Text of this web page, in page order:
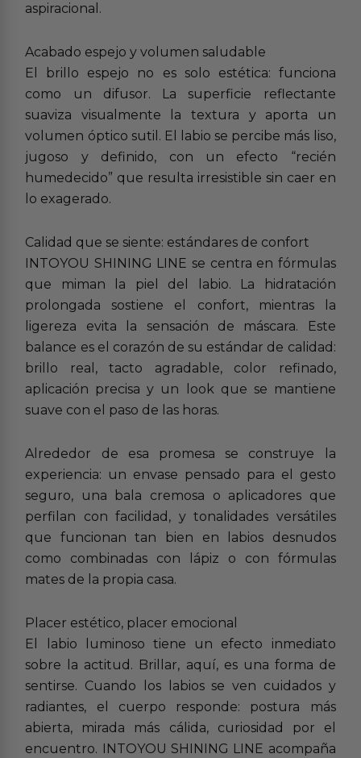
aspiracional.
Acabado espejo y volumen saludable
El brillo espejo no es solo estética: funciona
como un difusor. La superficie reflectante
suaviza visualmente la textura y aporta un
volumen óptico sutil. El labio se percibe más liso,
jugoso y definido, con un efecto “recién
humedecido” que resulta irresistible sin caer en
lo exagerado.
Calidad que se siente: estándares de confort
INTOYOU SHINING LINE se centra en fórmulas
que miman la piel del labio. La hidratación
prolongada sostiene el confort, mientras la
ligereza evita la sensación de máscara. Este
balance es el corazón de su estándar de calidad:
brillo real, tacto agradable, color refinado,
aplicación precisa y un look que se mantiene
suave con el paso de las horas.
Alrededor de esa promesa se construye la
experiencia: un envase pensado para el gesto
seguro, una bala cremosa o aplicadores que
perfilan con facilidad, y tonalidades versátiles
que funcionan tan bien en labios desnudos
como combinadas con lápiz o con fórmulas
mates de la propia casa.
Placer estético, placer emocional
El labio luminoso tiene un efecto inmediato
sobre la actitud. Brillar, aquí, es una forma de
sentirse. Cuando los labios se ven cuidados y
radiantes, el cuerpo responde: postura más
abierta, mirada más cálida, curiosidad por el
encuentro. INTOYOU SHINING LINE acompaña